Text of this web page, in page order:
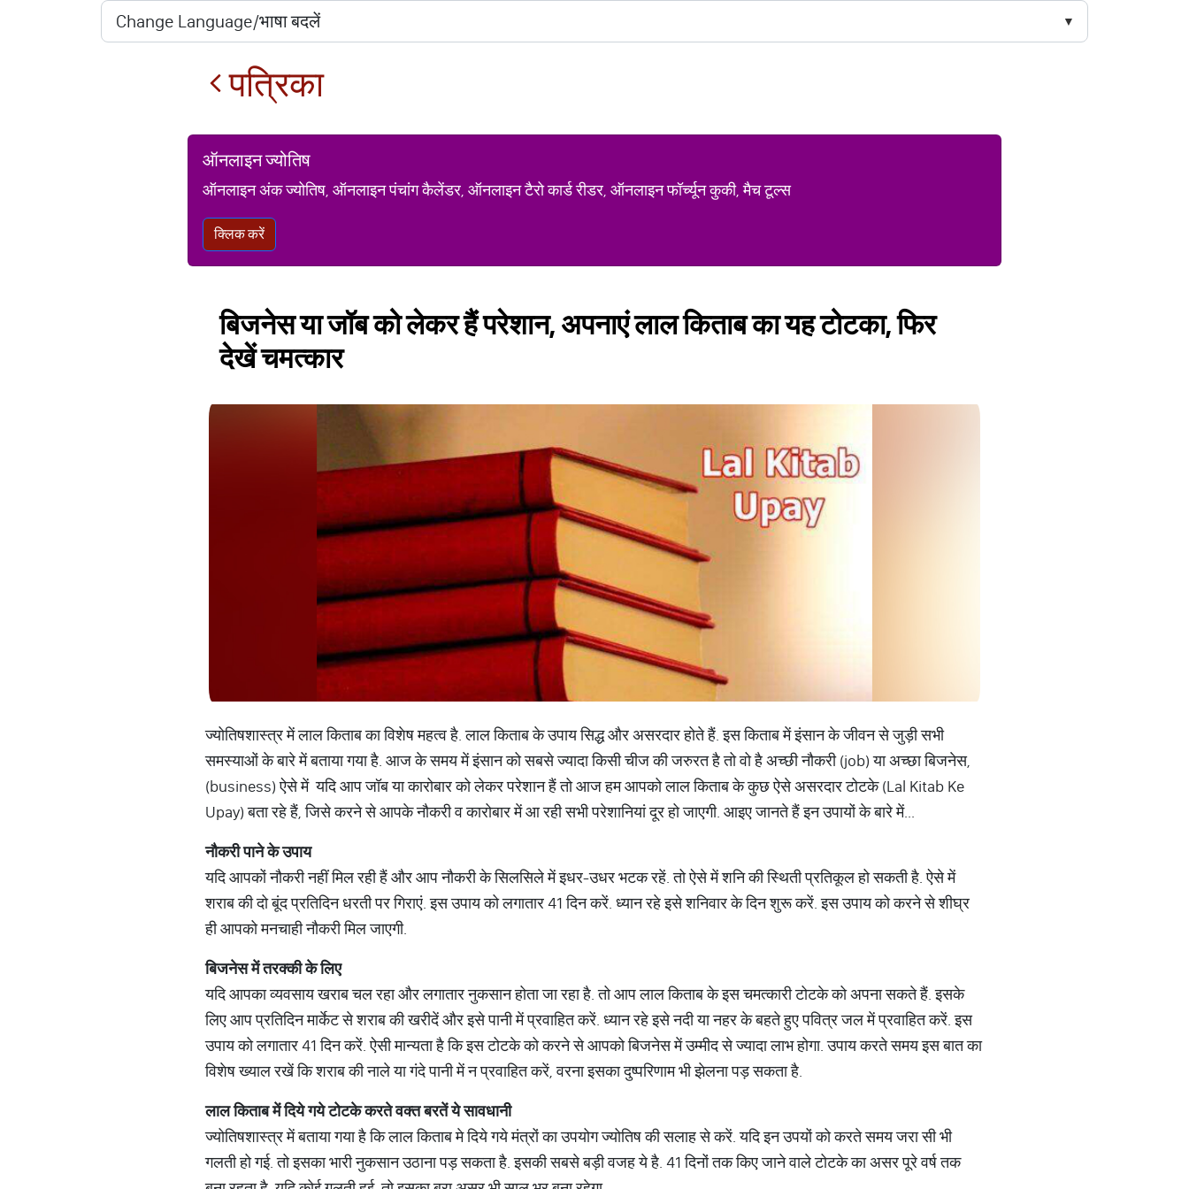
पत्रिका
ऑनलाइन ज्योतिष
ऑनलाइन अंक ज्योतिष, ऑनलाइन पंचांग कैलेंडर, ऑनलाइन टैरो कार्ड रीडर, ऑनलाइन फॉर्च्यून कुकी, मैच टूल्स
क्लिक करें
बिजनेस या जॉब को लेकर हैं परेशान, अपनाएं लाल किताब का यह टोटका, फिर
देखें चमत्कार
ज्योतिषशास्त्र में लाल किताब का विशेष महत्व है. लाल किताब के उपाय सिद्ध और असरदार होते हैं. इस किताब में इंसान के जीवन से जुड़ी सभी
समस्याओं के बारे में बताया गया है. आज के समय में इंसान को सबसे ज्यादा किसी चीज की जरुरत है तो वो है अच्छी नौकरी (job) या अच्छा बिजनेस,
(business) ऐसे में यदि आप जॉब या कारोबार को लेकर परेशान हैं तो आज हम आपको लाल किताब के कुछ ऐसे असरदार टोटके (Lal Kitab Ke
Upay) बता रहे हैं, जिसे करने से आपके नौकरी व कारोबार में आ रही सभी परेशानियां दूर हो जाएगी. आइए जानते हैं इन उपायों के बारे में...
नौकरीपानेकेउपाय
यदि आपकों नौकरी नहीं मिल रही हैं और आप नौकरी के सिलसिले में इधर-उधर भटक रहें. तो ऐसे में शनि की स्थिती प्रतिकूल हो सकती है. ऐसे में
शराब की दो बूंद प्रतिदिन धरती पर गिराएं. इस उपाय को लगातार 41 दिन करें. ध्यान रहे इसे शनिवार के दिन शुरू करें. इस उपाय को करने से शीघ्र
ही आपको मनचाही नौकरी मिल जाएगी.
बिजनेसमेंतरक्कीकेलिए
यदि आपका व्यवसाय खराब चल रहा और लगातार नुकसान होता जा रहा है. तो आप लाल किताब के इस चमत्कारी टोटके को अपना सकते हैं. इसके
लिए आप प्रतिदिन मार्केट से शराब की खरीदें और इसे पानी में प्रवाहित करें. ध्यान रहे इसे नदी या नहर के बहते हुए पवित्र जल में प्रवाहित करें. इस
उपाय को लगातार 41 दिन करें. ऐसी मान्यता है कि इस टोटके को करने से आपको बिजनेस में उम्मीद से ज्यादा लाभ होगा. उपाय करते समय इस बात का
विशेष ख्याल रखें कि शराब की नाले या गंदे पानी में न प्रवाहित करें, वरना इसका दुष्परिणाम भी झेलना पड़ सकता है.
लालकिताबमेंदियेगयेटोटकेकरतेवक्तबरतेंयेसावधानी
ज्योतिषशास्त्र में बताया गया है कि लाल किताब मे दिये गये मंत्रों का उपयोग ज्योतिष की सलाह से करें. यदि इन उपयों को करते समय जरा सी भी
गलती हो गई. तो इसका भारी नुकसान उठाना पड़ सकता है. इसकी सबसे बड़ी वजह ये है. 41 दिनों तक किए जाने वाले टोटके का असर पूरे वर्ष तक